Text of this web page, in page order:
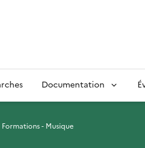
Documentation
Formations - Musique